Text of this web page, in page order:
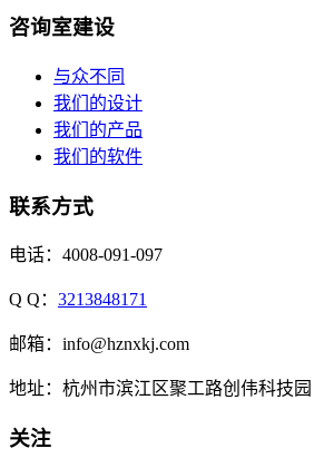
咨询室建设
与众不同
我们的设计
我们的产品
我们的软件
联系方式
电话：4008-091-097
Q Q： 3213848171
邮箱：info@hznxkj.com
地址： 杭州市滨江区聚工路创伟科技园
关注